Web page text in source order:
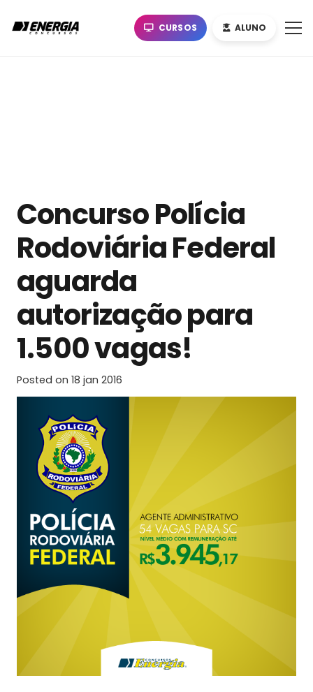
CURSOS ALUNO
Concurso Polícia
Rodoviária Federal
aguarda
autorização para
1.500 vagas!
Posted on 18 jan 2016